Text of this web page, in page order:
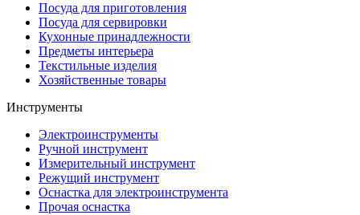
Посуда для приготовления
Посуда для сервировки
Кухонные принадлежности
Предметы интерьера
Текстильные изделия
Хозяйственные товары
Инструменты
Электроинструменты
Ручной инструмент
Измерительный инструмент
Режущий инструмент
Оснастка для электроинструмента
Прочая оснастка